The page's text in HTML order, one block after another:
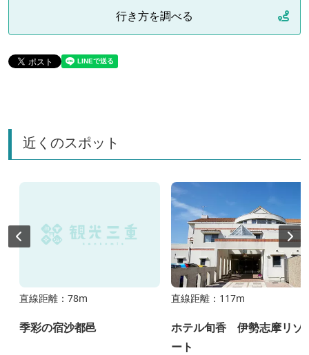
行き方を調べる
近くのスポット
直線距離：78m
季彩の宿沙都邑
直線距離：117m
ホテル旬香 伊勢志摩リゾ
ート